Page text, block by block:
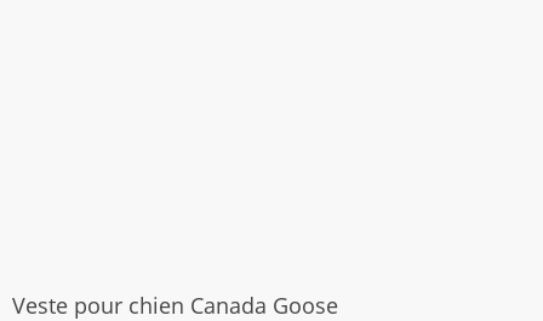
Veste pour chien Canada Goose